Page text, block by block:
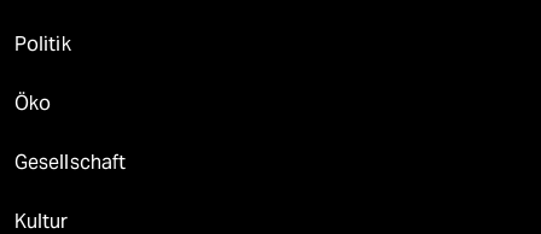
Politik
Öko
Gesellschaft
Kultur